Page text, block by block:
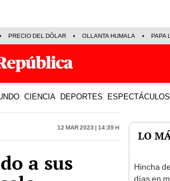
PRECIO DEL DÓLAR OLLANTA HUMALA PAPA
CIENCIA DEPORTES ESPECTÁCULOS
12 Mar 2023 | 14:39 h
a sus
LO
Hincha
días en